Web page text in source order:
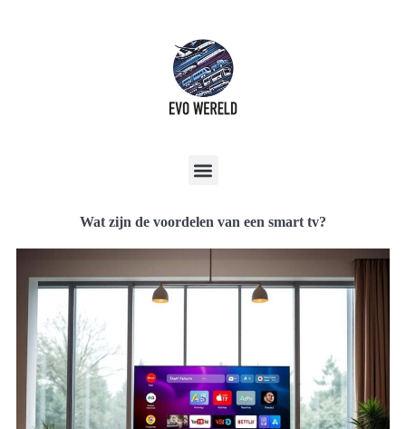
Wat zijn de voordelen van een smart tv?